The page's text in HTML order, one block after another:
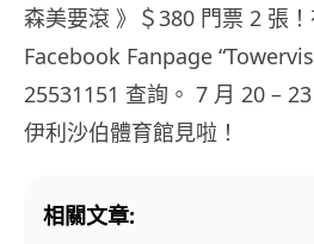
森美要滾 》＄380 門票 2 張
Facebook Fanpage
25531151 查詢。 7 月 20 –
伊利沙伯體育館見啦！
相關文章: